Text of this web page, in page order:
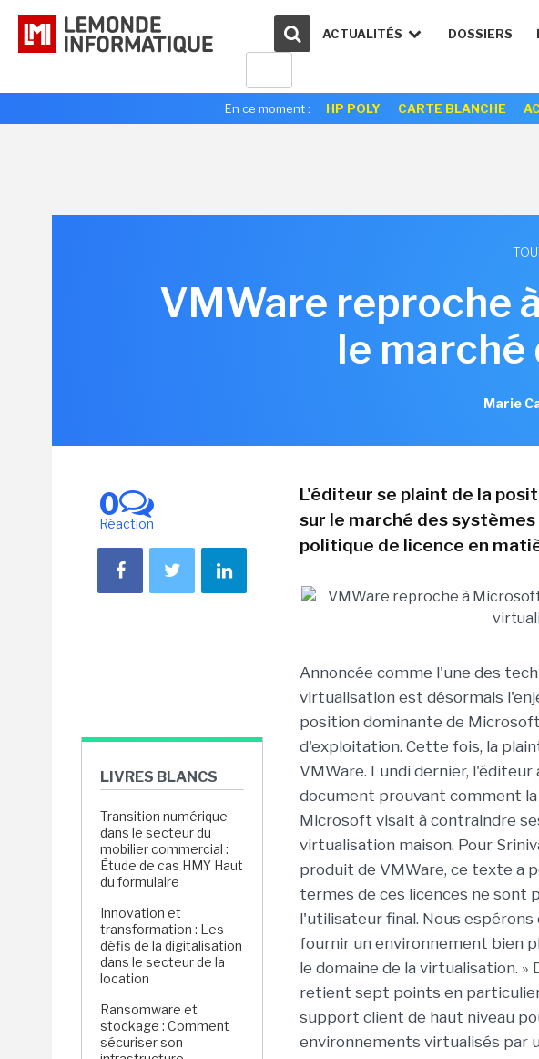
ACTUALITÉS DOSSIERS
En ce moment : HP POLY CARTE BLANCHE
VMWare reproche
le
Marie
0
Réaction
LIVRES BLANCS
Transition numérique
dans le secteur du
mobilier commercial :
Étude de cas HMY Haut
du formulaire
Innovation et
transformation : Les
défis de la digitalisation
dans le secteur de la
location
Ransomware et
stockage : Comment
sécuriser son
L'éditeur se plaint de la
sur le marché des
politique de licence en
Annoncée comme l'une des
virtualisation est désormais
position dominante de
d'exploitation. Cette fois, la
VMWare. Lundi dernier,
document prouvant comment
Microsoft visait à contraindre
virtualisation maison. Pour
produit de VMWare, ce texte a
termes de ces licences ne sont
l'utilisateur final. Nous
fournir un environnement bien
le domaine de la virtualisation. »
retient sept points en
support client de haut niveau
environnements virtualisés par